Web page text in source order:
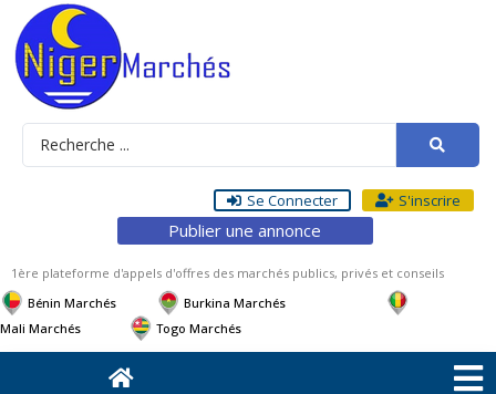
Se Connecter S'inscrire
Publier une annonce
1ère plateforme d'appels d'offres des marchés publics, privés et conseils
Bénin Marchés
Burkina Marchés
Mali Marchés
Togo Marchés